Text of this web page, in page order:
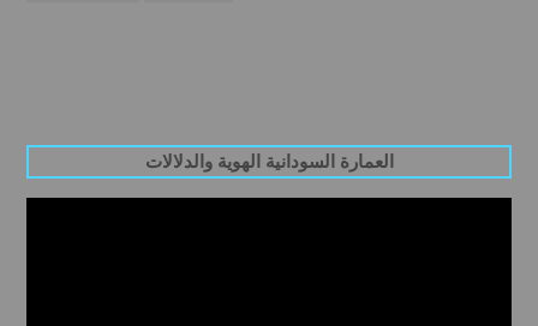
العمارة السودانية الهوية والدلالات